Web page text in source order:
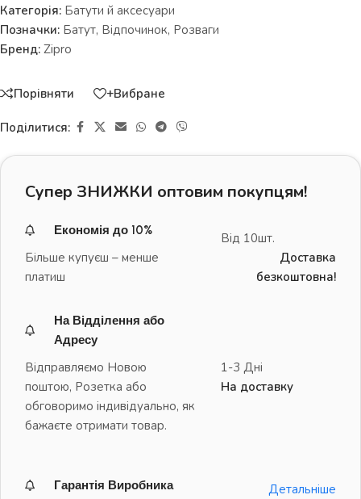
Категорія: Батути й аксесуари
Позначки: Батут, Відпочинок, Розваги
Бренд: Zipro
Порівняти +Вибране
Поділитися:
Супер ЗНИЖКИ оптовим покупцям!
Економія до 10%
Більше купуєш – менше
платиш
Від 10шт.
Доставка
безкоштовна!
На Відділення або
Адресу
Відправляємо Новою
поштою, Розетка або
обговоримо індивідуально, як
бажаєте отримати товар.
1-3 Дні
На доставку
Гарантія Виробника Детальніше